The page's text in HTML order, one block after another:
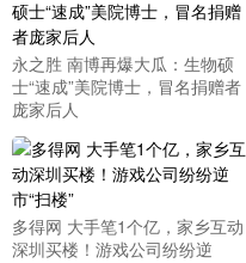
永之胜 南博再爆大瓜：生物硕
士“速成”美院博士，冒名捐赠者
庞家后人
多得网 大手笔1个亿，家乡互动
深圳买楼！游戏公司纷纷逆